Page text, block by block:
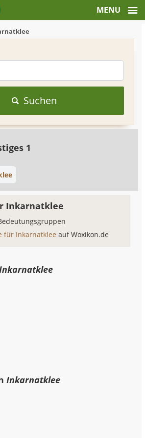
Suchen
1
Inkarnatklee
für Inkarnatkleeauf Woxikon.de
Inkarnatklee